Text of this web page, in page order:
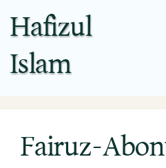
Hafizul
Islam
Fairuz-